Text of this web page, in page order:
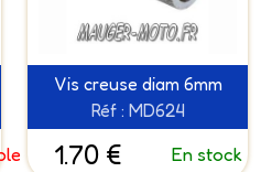
Vis creuse diam 6mm
Réf : MD624
1.70 € En stock